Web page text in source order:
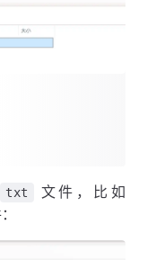
txt
文件，比如